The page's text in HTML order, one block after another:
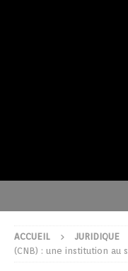
ACCUEIL JURIDIQUE
(CNB) : une institution au